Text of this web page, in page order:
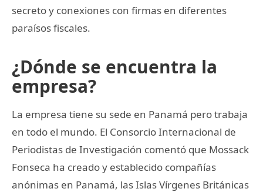
secreto y conexiones con firmas en diferentes
paraísos fiscales.
¿Dónde se encuentra la
empresa?
La empresa tiene su sede en Panamá pero trabaja
en todo el mundo. El Consorcio Internacional de
Periodistas de Investigación comentó que Mossack
Fonseca ha creado y establecido compañías
anónimas en Panamá, las Islas Vírgenes Británicas